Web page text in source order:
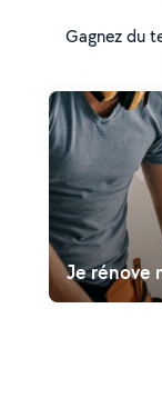
Gagnez du
Je rénove